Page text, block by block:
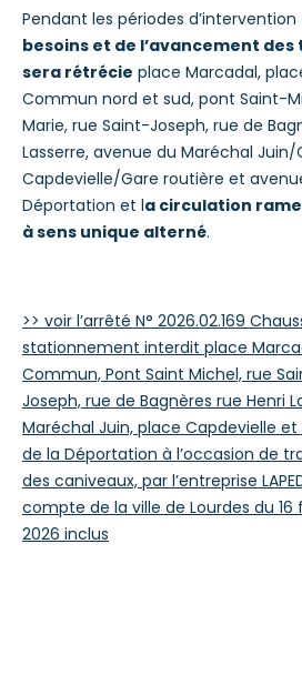
Pendant les périodes d’intervention
besoins et de l’avancement
sera rétrécie place Marcadal,
Commun nord et sud, pont Saint-
Marie, rue Saint-Joseph, rue de
Lasserre, avenue du Maréchal
Capdevielle/Gare routière et
Déportation et la circulation
à sens unique alterné.
>> voir l’arrêté N° 2026.02.169
stationnement interdit place
Commun, Pont Saint Michel, rue
Joseph, rue de Bagnères rue Henri
Maréchal Juin, place Capdevielle
de la Déportation à l’occasion de
des caniveaux, par l’entreprise
compte de la ville de Lourdes du
2026 inclus